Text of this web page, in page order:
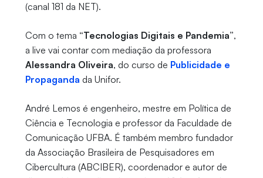
(canal 181 da NET).
Com o tema “Tecnologias Digitais e Pandemia”,
a live vai contar com mediação da professora
Alessandra Oliveira, do curso de Publicidade e
Propaganda da Unifor.
André Lemos é engenheiro, mestre em Política de
Ciência e Tecnologia e professor da Faculdade de
Comunicação UFBA. É também membro fundador
da Associação Brasileira de Pesquisadores em
Cibercultura (ABCIBER), coordenador e autor de